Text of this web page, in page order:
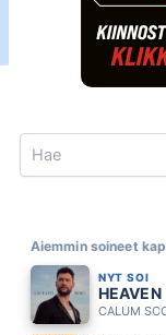
Search
Aiemmin soineet
NYT SOI
HEAVEN
CALUM